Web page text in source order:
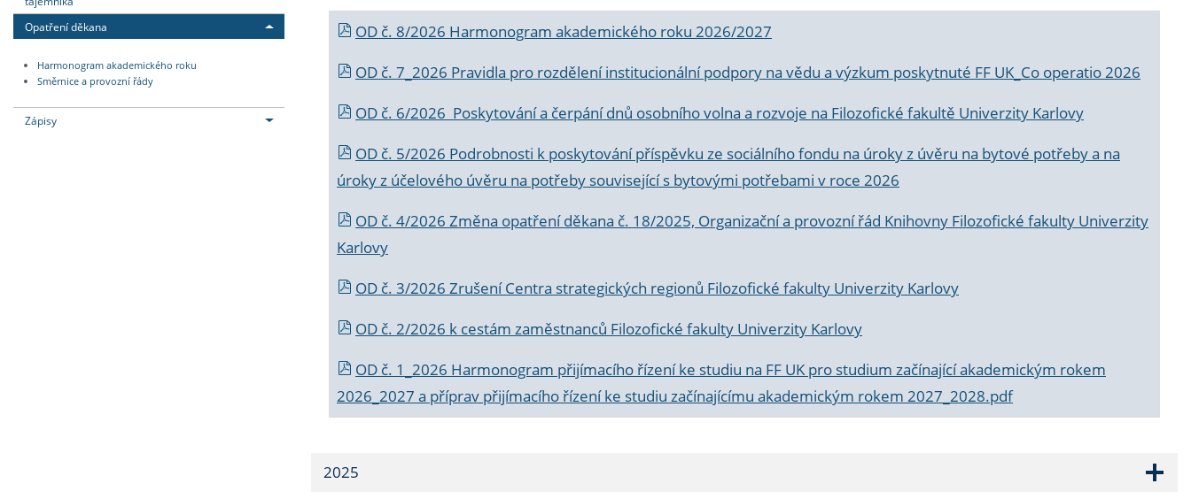
Opatření děkana
Harmonogram akademického roku
Směrnice a provozní řády
Zápisy
OD č. 8/2026 Harmonogram akademického roku 2026/2027
OD č. 7_2026 Pravidla pro rozdělení institucionální podpory na vědu a výzkum poskytnuté FF UK_Co operatio 2026
OD č. 6/2026 Poskytování a čerpání dnů osobního volna a rozvoje na Filozofické fakultě Univerzity Karlovy
OD č. 5/2026 Podrobnosti k poskytování příspěvku ze sociálního fondu na úroky z úvěru na bytové potřeby a na
úroky z účelového úvěru na potřeby související s bytovými potřebami v roce 2026
OD č. 4/2026 Změna opatření děkana č. 18/2025, Organizační a provozní řád Knihovny Filozofické fakulty Univerzity
Karlovy
OD č. 3/2026 Zrušení Centra strategických regionů Filozofické fakulty Univerzity Karlovy
OD č. 2/2026 k cestám zaměstnanců Filozofické fakulty Univerzity Karlovy
OD č. 1_2026 Harmonogram přijímacího řízení ke studiu na FF UK pro studium začínající akademickým rokem
2026_2027 a příprav přijímacího řízení ke studiu začínajícímu akademickým rokem 2027_2028.pdf
2025